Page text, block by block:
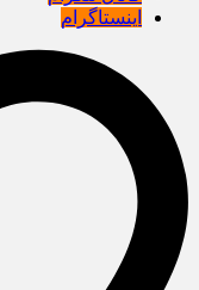
اینستاگرام